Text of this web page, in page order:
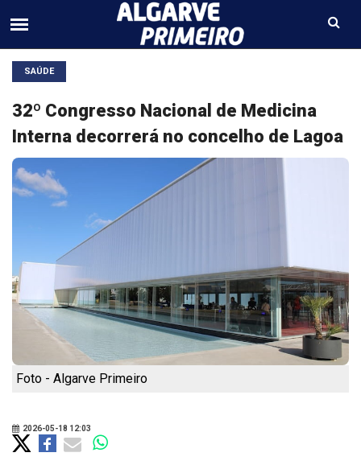
SAÚDE
32º Congresso Nacional de Medicina
Interna decorrerá no concelho de Lagoa
Foto - Algarve Primeiro
2026-05-18 12:03